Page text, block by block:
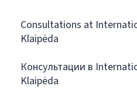
Consultations at
Klaipėda
Консультации в
Klaipėda